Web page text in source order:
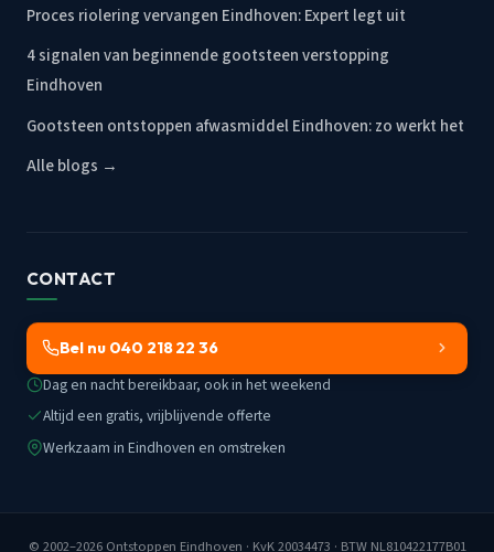
Proces riolering vervangen Eindhoven: Expert legt uit
4 signalen van beginnende gootsteen verstopping
Eindhoven
Gootsteen ontstoppen afwasmiddel Eindhoven: zo werkt het
Alle blogs →
CONTACT
Bel nu 040 218 22 36
Dag en nacht bereikbaar, ook in het weekend
Altijd een gratis, vrijblijvende offerte
Werkzaam in Eindhoven en omstreken
© 2002–2026 Ontstoppen Eindhoven · KvK 20034473 · BTW NL810422177B01